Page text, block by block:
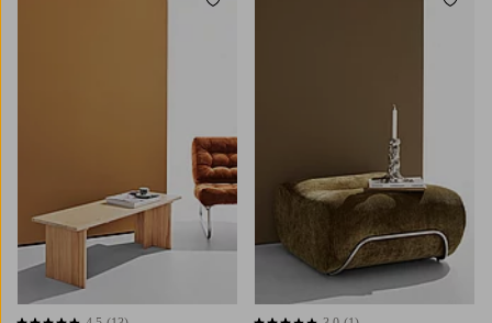
Lisää suosikkeihin Lisää